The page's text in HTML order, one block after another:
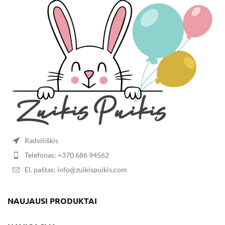
Radviliškis
Telefonas: +370 686 94562
El. paštas: info@zuikispuikis.com
NAUJAUSI PRODUKTAI